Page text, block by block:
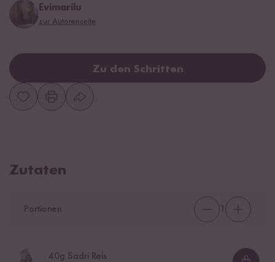
Evimarilu
zur Autorenseite
Zu den Schritten
Zutaten
Portionen
40g Sadri Reis